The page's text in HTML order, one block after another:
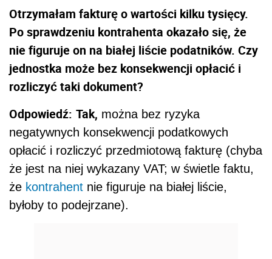
Otrzymałam fakturę o wartości kilku tysięcy.
Po sprawdzeniu kontrahenta okazało się, że
nie figuruje on na białej liście podatników. Czy
jednostka może bez konsekwencji opłacić i
rozliczyć taki dokument?
Odpowiedź: Tak, można bez ryzyka
negatywnych konsekwencji podatkowych
opłacić i rozliczyć przedmiotową fakturę (chyba
że jest na niej wykazany VAT; w świetle faktu,
że kontrahent nie figuruje na białej liście,
byłoby to podejrzane).